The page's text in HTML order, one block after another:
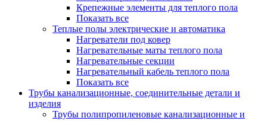
Крепежные элементы для теплого пола
Показать все
Теплые полы электрические и автоматика
Нагреватели под ковер
Нагревательные маты теплого пола
Нагревательные секции
Нагревательный кабель теплого пола
Показать все
Трубы канализационные, соединительные детали и
изделия
Трубы полипропиленовые канализационные и